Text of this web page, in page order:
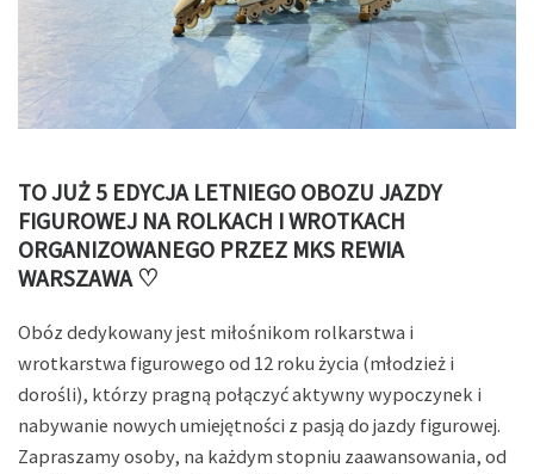
TO JUŻ 5 EDYCJA LETNIEGO OBOZU JAZDY
FIGUROWEJ NA ROLKACH I WROTKACH
ORGANIZOWANEGO PRZEZ MKS REWIA
WARSZAWA ♡
Obóz dedykowany jest miłośnikom rolkarstwa i
wrotkarstwa figurowego od 12 roku życia (młodzież i
dorośli), którzy pragną połączyć aktywny wypoczynek i
nabywanie nowych umiejętności z pasją do jazdy figurowej.
Zapraszamy osoby, na każdym stopniu zaawansowania, od